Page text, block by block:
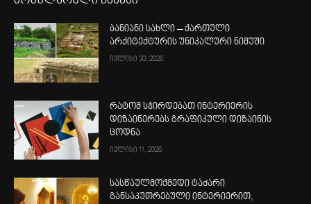
ბანიანი სახლი – ქართული
არქიტექტურის უნიკალური ნიმუში
ივლისი 30, 2026
რატომ სჭირდებათ ინტერიერის
დიზაინერებს გრაფიკული დიზაინის
ცოდნა
ივლისი 11, 2026
სასწაულმოქმედი ტაძარი
განსაკუთრებული ინტერიერით,